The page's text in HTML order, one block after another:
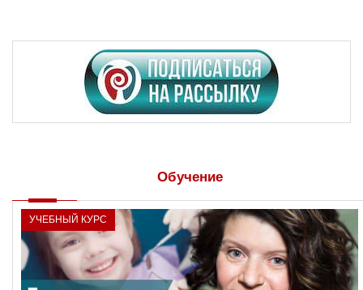
Обучение
УЧЕБНЫЙ КУРС